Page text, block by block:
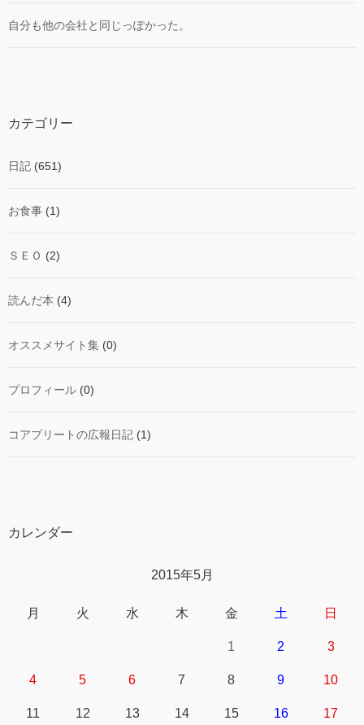
自分も他の会社と同じっぽかった。
カテゴリー
日記 (651)
お食事 (1)
ＳＥＯ (2)
読んだ本 (4)
オススメサイト集 (0)
プロフィール (0)
コアプリートの広報日記 (1)
カレンダー
2015年5月
月 火 水 木 金 土 日
1 2 3
4 5 6 7 8 9 10
11 12 13 14 15 16 17